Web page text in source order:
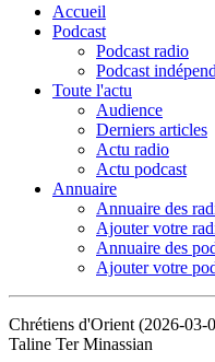
Accueil
Podcast
Podcast radio
Podcast
Toute l'actu
Audience
Derniers articles
Actu radio
Actu podcast
Annuaire
Annuaire des
Ajouter votre
Annuaire des
Ajouter votre
Chrétiens d'Orient (2026-
Taline Ter Minassian